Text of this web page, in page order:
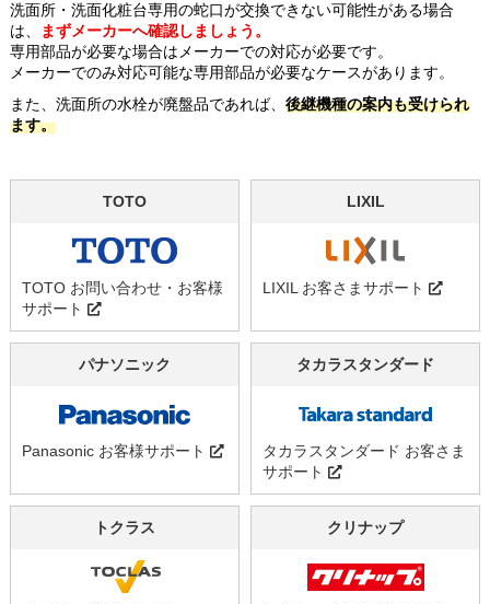
洗面所・洗面化粧台専用の蛇口が交換できない可能性がある場合
は、
まずメーカーへ確認しましょう。
専用部品が必要な場合はメーカーでの対応が必要です。
メーカーでのみ対応可能な専用部品が必要なケースがあります。
また、洗面所の水栓が廃盤品であれば、 後継機種の案内も受けられ
ます。
TOTO
TOTO お問い合わせ・お客様
サポート
LIXIL
LIXIL お客さまサポート
パナソニック
Panasonic お客様サポート
タカラスタンダード
タカラスタンダード お客さま
サポート
トクラス クリナップ